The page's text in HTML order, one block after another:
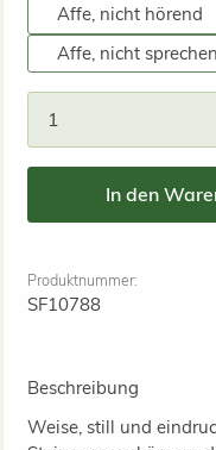
Affe, nicht hörend
Affe, nicht
In den
Produktnummer:
SF10788
Beschreibung
Weise, still und